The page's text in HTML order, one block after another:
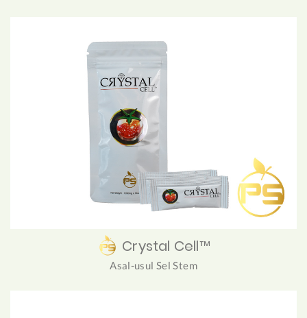
Crystal Cell™
Asal-usul Sel Stem